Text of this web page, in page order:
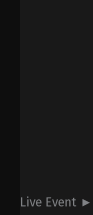
Live Event